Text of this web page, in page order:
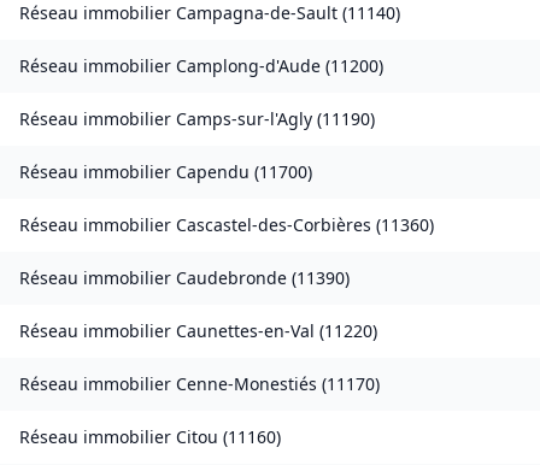
Réseau immobilier Campagna-de-Sault (11140)
Réseau immobilier Camplong-d'Aude (11200)
Réseau immobilier Camps-sur-l'Agly (11190)
Réseau immobilier Capendu (11700)
Réseau immobilier Cascastel-des-Corbières (11360)
Réseau immobilier Caudebronde (11390)
Réseau immobilier Caunettes-en-Val (11220)
Réseau immobilier Cenne-Monestiés (11170)
Réseau immobilier Citou (11160)